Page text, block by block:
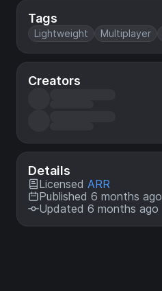
Tags
Lightweight Multiplayer
Creators
Details
Licensed ARR
Published 6 months ago
Updated 6 months ago